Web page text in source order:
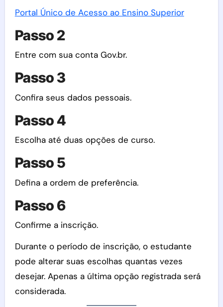
Portal Único de Acesso ao Ensino Superior
Passo 2
Entre com sua conta Gov.br.
Passo 3
Confira seus dados pessoais.
Passo 4
Escolha até duas opções de curso.
Passo 5
Defina a ordem de preferência.
Passo 6
Confirme a inscrição.
Durante o período de inscrição, o estudante
pode alterar suas escolhas quantas vezes
desejar. Apenas a última opção registrada será
considerada.